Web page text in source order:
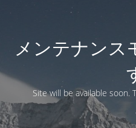
メンテナンス
Site will be available soon.